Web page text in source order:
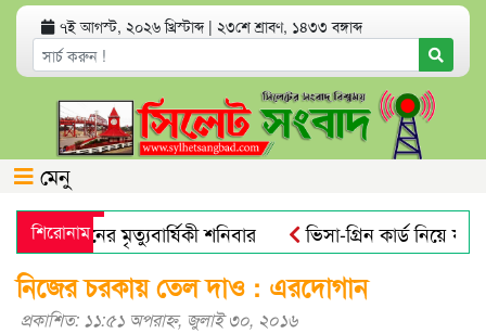
৭ই আগস্ট, ২০২৬ খ্রিস্টাব্দ | ২৩শে শ্রাবণ, ১৪৩৩ বঙ্গাব্দ
মেনু
শিরোনাম
আলী খানের মৃত্যুবার্ষিকী শনিবার
ভিসা-গ্রিন কার্ড নিয়ে
: গবেষণা
নিজের চরকায় তেল দাও : এরদোগান
প্রকাশিত: ১১:৫১ অপরাহ্ণ, জুলাই ৩০, ২০১৬